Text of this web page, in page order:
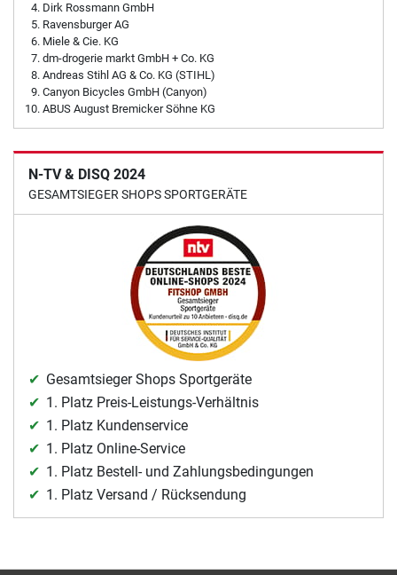
Dirk Rossmann GmbH
Ravensburger AG
Miele & Cie. KG
dm-drogerie markt GmbH + Co. KG
Andreas Stihl AG & Co. KG (STIHL)
Canyon Bicycles GmbH (Canyon)
ABUS August Bremicker Söhne KG
N-TV & DISQ 2024
GESAMTSIEGER SHOPS SPORTGERÄTE
Gesamtsieger Shops Sportgeräte
1. Platz Preis-Leistungs-Verhältnis
1. Platz Kundenservice
1. Platz Online-Service
1. Platz Bestell- und Zahlungsbedingungen
1. Platz Versand / Rücksendung